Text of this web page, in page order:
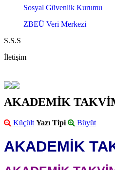
Sosyal Güvenlik Kurumu
ZBEÜ Veri Merkezi
S.S.S
İletişim
AKADEMİK
Küçült Yazı Tipi Büyüt
AKADEMİK